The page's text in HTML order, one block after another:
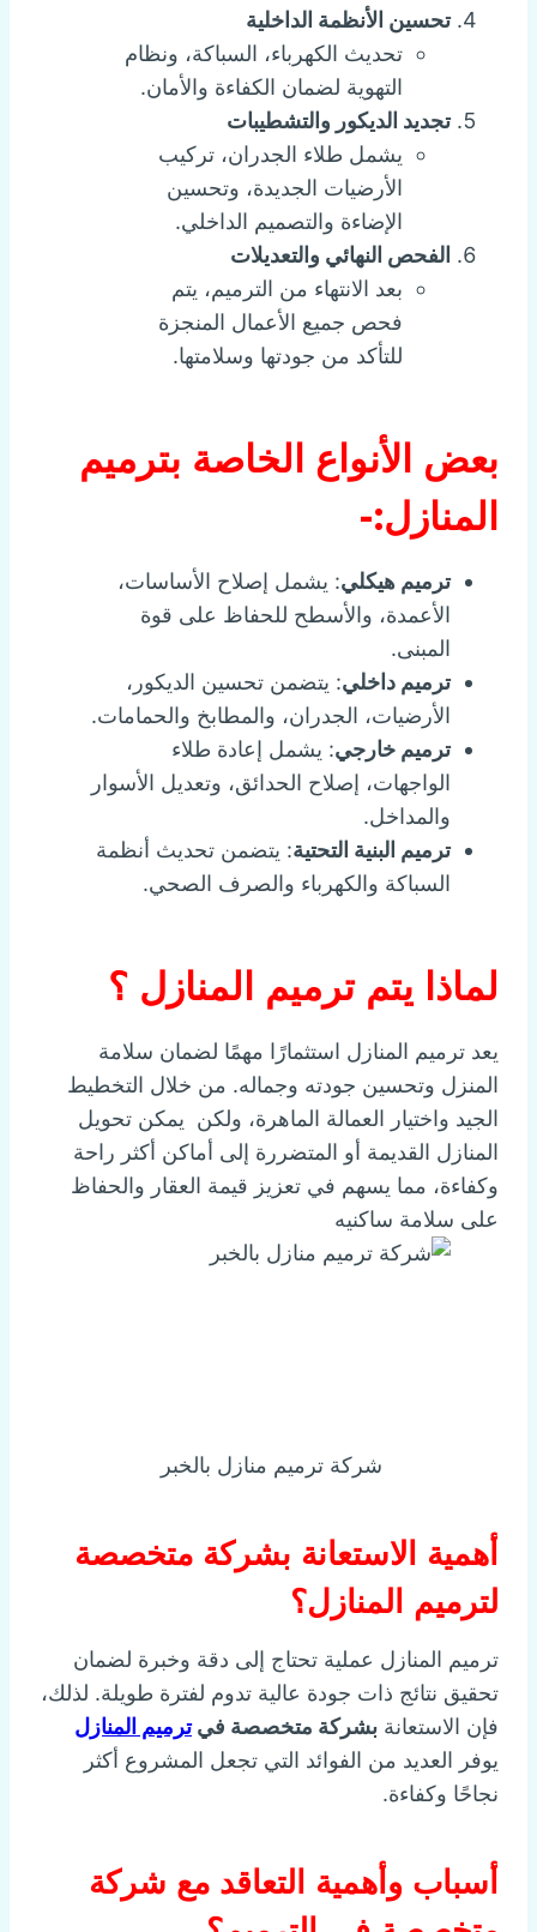
تحسين الأنظمة الداخلية
تحديث الكهرباء، السباكة، ونظام
التهوية لضمان الكفاءة والأمان.
تجديد الديكور والتشطيبات
يشمل طلاء الجدران، تركيب
الأرضيات الجديدة، وتحسين
الإضاءة والتصميم الداخلي.
الفحص النهائي والتعديلات
بعد الانتهاء من الترميم، يتم
فحص جميع الأعمال المنجزة
للتأكد من جودتها وسلامتها.
بعض الأنواع الخاصة بترميم
المنازل:-
ترميم هيكلي: يشمل إصلاح الأساسات،
الأعمدة، والأسطح للحفاظ على قوة
المبنى.
ترميم داخلي: يتضمن تحسين الديكور،
الأرضيات، الجدران، والمطابخ والحمامات.
ترميم خارجي: يشمل إعادة طلاء
الواجهات، إصلاح الحدائق، وتعديل الأسوار
والمداخل.
ترميم البنية التحتية: يتضمن تحديث أنظمة
السباكة والكهرباء والصرف الصحي.
لماذا يتم ترميم المنازل ؟
يعد ترميم المنازل استثمارًا مهمًا لضمان سلامة
المنزل وتحسين جودته وجماله. من خلال التخطيط
الجيد واختيار العمالة الماهرة، ولكن يمكن تحويل
المنازل القديمة أو المتضررة إلى أماكن أكثر راحة
وكفاءة، مما يسهم في تعزيز قيمة العقار والحفاظ
على سلامة ساكنيه
شركة ترميم منازل بالخبر
أهمية الاستعانة بشركة متخصصة
لترميم المنازل؟
ترميم المنازل عملية تحتاج إلى دقة وخبرة لضمان
تحقيق نتائج ذات جودة عالية تدوم لفترة طويلة. لذلك،
فإن الاستعانة بشركة متخصصة فيترميم المنازل
يوفر العديد من الفوائد التي تجعل المشروع أكثر
نجاحًا وكفاءة.
أسباب وأهمية التعاقد مع شركة